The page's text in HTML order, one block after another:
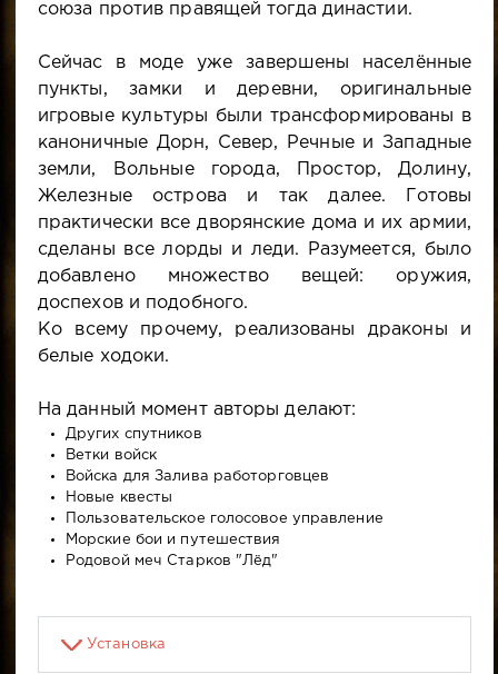
союза против правящей тогда династии.
Сейчас в моде уже завершены населённые
пункты, замки и деревни, оригинальные
игровые культуры были трансформированы в
каноничные Дорн, Север, Речные и Западные
земли, Вольные города, Простор, Долину,
Железные острова и так далее. Готовы
практически все дворянские дома и их армии,
сделаны все лорды и леди. Разумеется, было
добавлено множество вещей: оружия,
доспехов и подобного.
Ко всему прочему, реализованы драконы и
белые ходоки.
На данный момент авторы делают:
Других спутников
Ветки войск
Войска для Залива работорговцев
Новые квесты
Пользовательское голосовое управление
Морские бои и путешествия
Родовой меч Старков "Лёд"
Установка